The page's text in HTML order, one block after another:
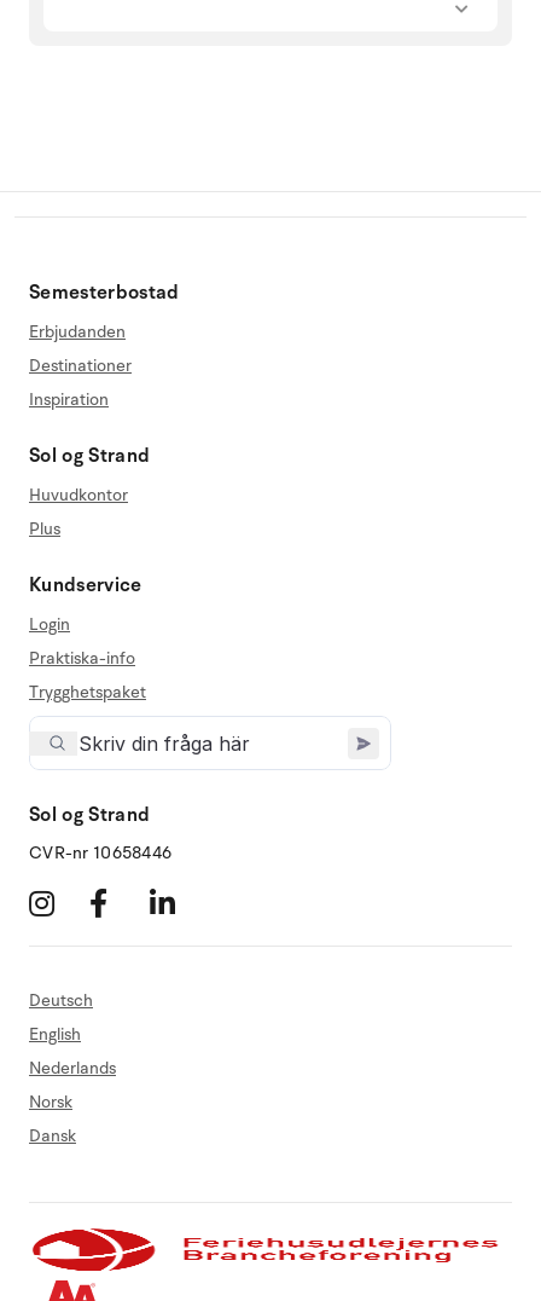
Semesterbostad
Erbjudanden
Destinationer
Inspiration
Sol og Strand
Huvudkontor
Plus
Kundservice
Login
Praktiska-info
Trygghetspaket
Sol og Strand
CVR-nr 10658446
Deutsch
English
Nederlands
Norsk
Dansk